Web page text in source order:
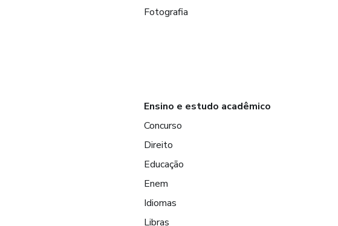
Fotografia
Ensino e estudo acadêmico
Concurso
Direito
Educação
Enem
Idiomas
Libras